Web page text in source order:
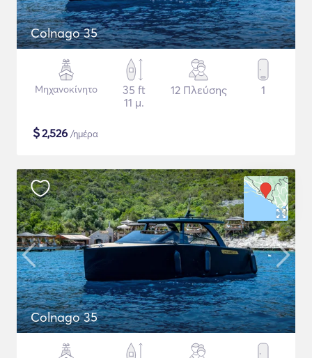
Colnago 35
Μηχανοκίνητο
35 ft
11 μ.
12 Πλεύσης 1
$2,526 /ημέρα
Colnago 35